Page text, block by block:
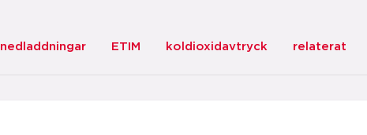
nedladdningar ETIM koldioxidavtryck relaterat